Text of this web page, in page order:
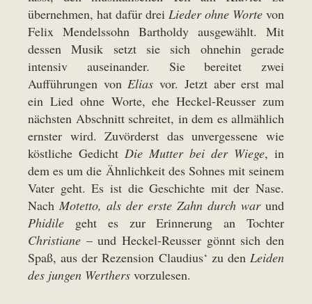
übernehmen, hat dafür drei Lieder ohne Worte von
Felix Mendelssohn Bartholdy ausgewählt. Mit
dessen Musik setzt sie sich ohnehin gerade
intensiv auseinander. Sie bereitet zwei
Aufführungen vonElias vor. Jetzt aber erst mal
ein Lied ohne Worte, ehe Heckel-Reusser zum
nächsten Abschnitt schreitet, in dem es allmählich
ernster wird. Zuvörderst das unvergessene wie
köstliche Gedicht Die Mutter bei der Wiege, in
dem es um die Ähnlichkeit des Sohnes mit seinem
Vater geht. Es ist die Geschichte mit der Nase.
Nach Motetto, als der erste Zahn durch warund
Phidile geht es zur Erinnerung an Tochter
Christiane – und Heckel-Reusser gönnt sich den
Spaß, aus der Rezension Claudius‘ zu den Leiden
des jungen Werthers vorzulesen.